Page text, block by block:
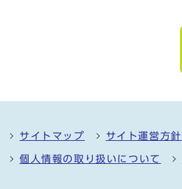
サイトマップ サイト運営方針
個人情報の取り扱いについて